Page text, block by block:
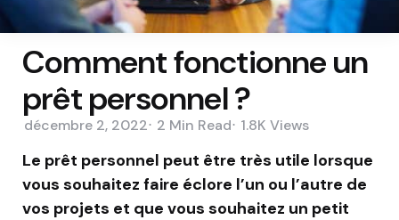
Comment fonctionne un
prêt personnel ?
décembre 2, 2022 2 Min Read 1.8K Views
Le prêt personnel peut être très utile lorsque
vous souhaitez faire éclore l’un ou l’autre de
vos projets et que vous souhaitez un petit